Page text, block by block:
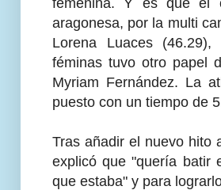
aragonesa, por la multi
Lorena Luaces
féminas tuvo otro papel
Myriam Fernández. La
puesto con un tiempo de
Tras añadir el nuevo hito
explicó que "quería batir
que estaba" y para